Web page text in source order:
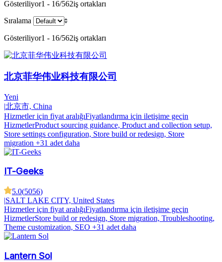
Gösteriliyor1 - 16/562iş ortakları
Sıralama
Gösteriliyor1 - 16/562iş ortakları
北京菲华伟业科技有限公司
Yeni
|北京市, China
Hizmetler için fiyat aralığıFiyatlandırma için iletişime geçin
HizmetlerProduct sourcing guidance, Product and collection setup,
Store settings configuration, Store build or redesign, Store
migration +31 adet daha
IT-Geeks
5.0(5056)
|SALT LAKE CITY, United States
Hizmetler için fiyat aralığıFiyatlandırma için iletişime geçin
HizmetlerStore build or redesign, Store migration, Troubleshooting,
Theme customization, SEO +31 adet daha
Lantern Sol